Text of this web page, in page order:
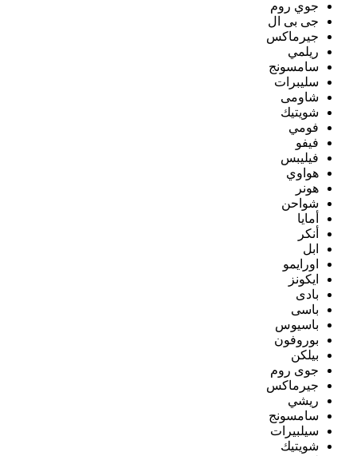
جوي روم
جى بى ال
جيرماكس
ريلمي
سامسونج
سليبرات
شاومى
شويتيك
فومي
فيفو
فيليبس
هواوي
هونر
شواحن
أمايا
أنكر
ابل
اورايمو
ايكونز
بادى
باسى
باسيوس
بوروفون
بيلكن
جوى روم
جيرماكس
ريشي
سامسونج
سيلبيرات
شويتيك